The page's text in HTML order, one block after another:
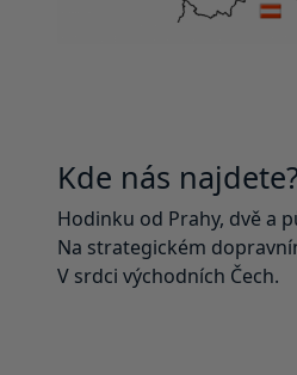
Kde nás
Hodinku od Prahy, dvě a
Na strategickém
V srdci východních Čech.